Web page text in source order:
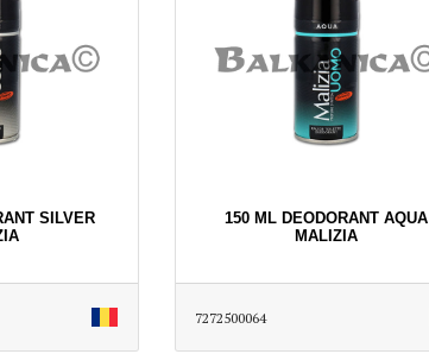
SILVER
150 ML DEODORANT AQUA
MALIZIA
7272500064